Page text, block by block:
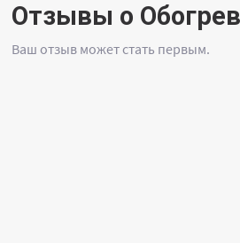
Отзывы о
Ваш отзыв может стать первым.